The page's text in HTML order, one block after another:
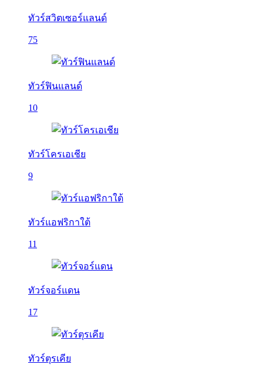
ทัวร์สวิตเซอร์แลนด์
75
ทัวร์ฟินแลนด์
10
ทัวร์โครเอเชีย
9
ทัวร์แอฟริกาใต้
11
ทัวร์จอร์แดน
17
ทัวร์ตุรเคีย